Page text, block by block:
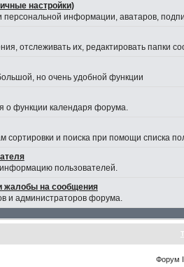
настройки)
персональной информации, аватаров,
отслеживать их, редактировать папки
но очень удобной функции
о функции календаря форума.
сортировки и поиска при помощи списка
информацию пользователей.
жалобы на сообщения
и администраторов форума.
Форум